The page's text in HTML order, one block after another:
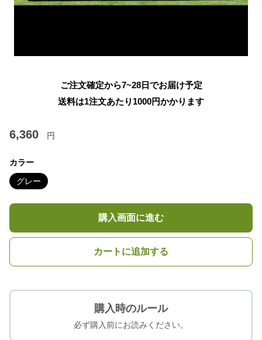
ご注文確定から7~28日でお届け予定
送料は1注文あたり 1000円かかります
6,360 円
カラー
グレー
購入画面に進む
カートに追加する
購入時のルール
必ず購入前にお読みください。